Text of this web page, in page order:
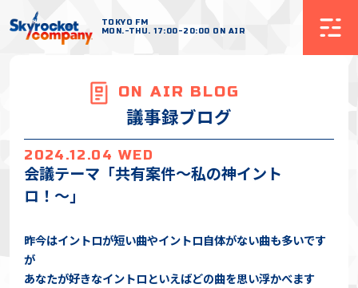
TOKYO FM
MON.-THU. 17:00-20:00 ON AIR
ON AIR BLOG
議事録ブログ
2024.12.04 WED
会議テーマ「共有案件〜私の神イント
ロ！〜」
昨今はイントロが短い曲やイントロ自体がない曲も多いです
が
あなたが好きなイントロといえばどの曲を思い浮かべます